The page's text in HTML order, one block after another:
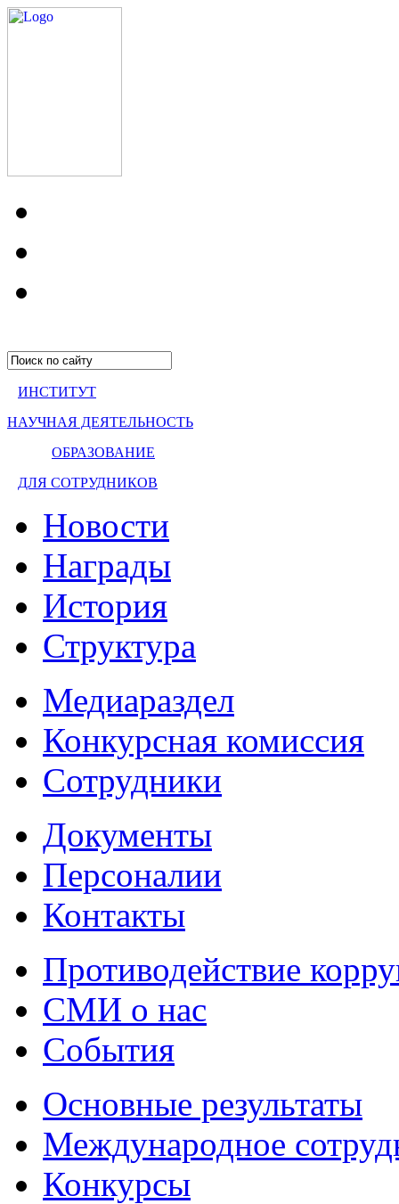
ИНСТИТУТ
НАУЧНАЯ ДЕЯТЕЛЬНОСТЬ
ОБРАЗОВАНИЕ
ДЛЯ СОТРУДНИКОВ
Новости
Награды
История
Структура
Медиараздел
Конкурсная комиссия
Сотрудники
Документы
Персоналии
Контакты
Противодействие
СМИ о нас
События
Основные результаты
Международное
Конкурсы